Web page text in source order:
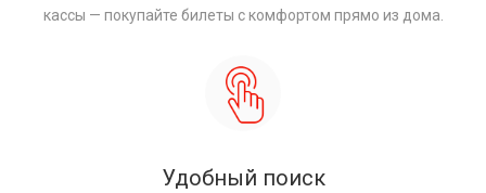
кассы — покупайте билеты с комфортом прямо из дома.
Удобный поиск